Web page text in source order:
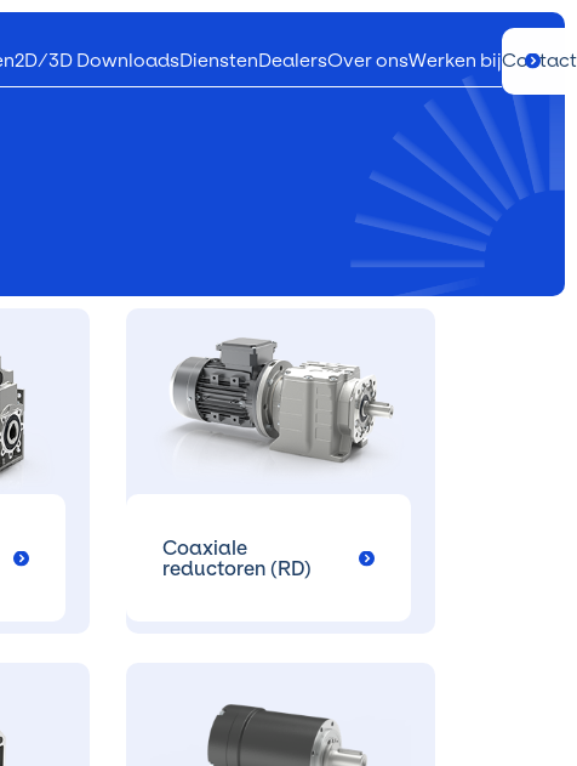
2D/3D DownloadsDienstenDealersOver onsWerken bijContact
Coaxiale
reductoren (RD)